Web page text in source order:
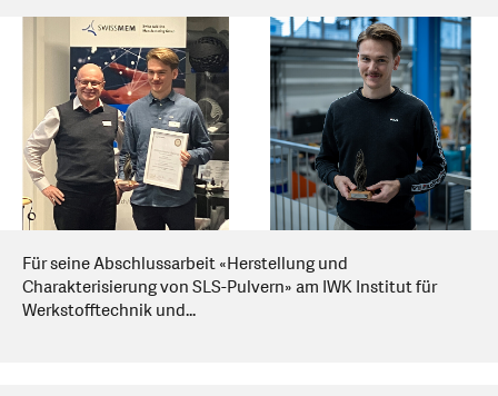
Für seine Abschlussarbeit «Herstellung und
Charakterisierung von SLS-Pulvern» am IWK Institut für
Werkstofftechnik und...